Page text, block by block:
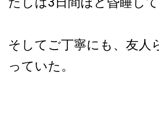
そしてご丁寧にも、友人
っていた。